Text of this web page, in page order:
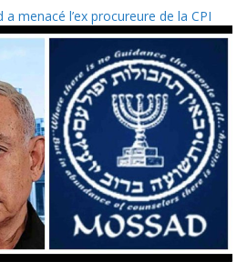
menacé l’ex procureure de la CPI